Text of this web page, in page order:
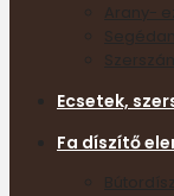
Arany-
Ecsetek,
Fa díszítő